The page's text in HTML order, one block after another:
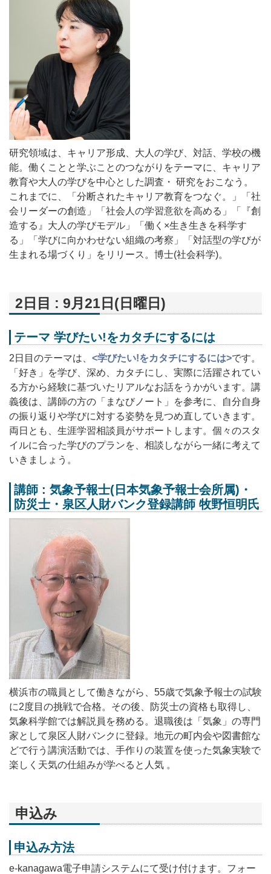
研究領域は、キャリア形成、大人の学び、対話、学校の機
能。働くことと学ぶことのつながりをテーマに、キャリア
教育や大人の学びを中心とした調査・ 研究をおこなう。
これまでに、「分断されたキャリア教育をつなぐ。」「社
会リーダーの創造」「社会人の学習意欲を高める」「『創
造する』大人の学びモデル」「働く×生き生きを科学す
る」「学びに向かわせない組織の考察」「対話型の学びが
生まれる場づくり」をリリース。博士(社会科学)。
2日目 : 9月21日(日曜日)
テーマ 学びたい!をカタチにするには
2日目のテーマは、 <学びたい!をカタチにするには>です。
「好き」を学び、深め、カタチにし、実際に活躍されてい
る方から経験に基づいたリアルなお話をうかがいます。講
義後は、講師の方の「まなびノート」を参考に、自分自身
の振り返りや学びに対する姿勢を見つめ直していきます。
両日とも、生涯学習相談員がサポートします。個々のスタ
イルに合った学びのプランを、相談しながら一緒に考えて
いきましょう。
講師 : 気象予報士(日本気象予報士会所属)・
防災士・泉区人財バンク登録講師 牧野恒明氏
横浜市の職員として働きながら、55歳で気象予報士の試験
に2度目の挑戦で合格。その後、防災士の資格も取得し、
気象科学館では解説員を務める。退職後は「気象」の専門
家として泉区人財バンクに登録。地元の町内会や図書館な
どで行う講演活動では、手作りの装置を使った気象実験で
楽しく天気の仕組みが学べると人気 。
申込み
申込み方法
e-kanagawa電子申請システムにて受け付けます。フォー